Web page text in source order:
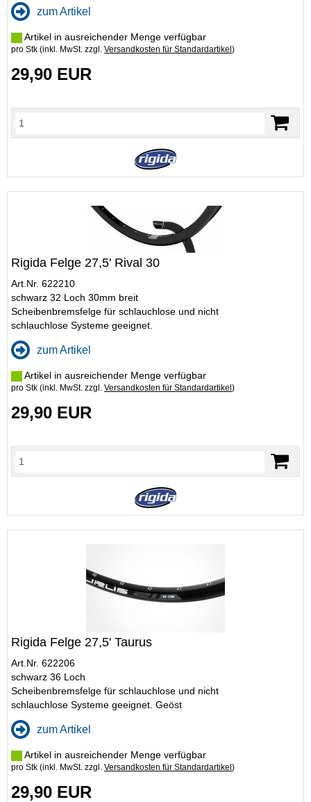
zum Artikel
Artikel in ausreichender Menge verfügbar
pro Stk (inkl. MwSt. zzgl. Versandkosten für Standardartikel )
29,90 EUR
Rigida Felge 27,5' Rival 30
Art.Nr. 622210
schwarz 32 Loch 30mm breit
Scheibenbremsfelge für schlauchlose und nicht
schlauchlose Systeme geeignet.
zum Artikel
Artikel in ausreichender Menge verfügbar
pro Stk (inkl. MwSt. zzgl. Versandkosten für Standardartikel )
29,90 EUR
Rigida Felge 27,5' Taurus
Art.Nr. 622206
schwarz 36 Loch
Scheibenbremsfelge für schlauchlose und nicht
schlauchlose Systeme geeignet. Geöst
zum Artikel
Artikel in ausreichender Menge verfügbar
pro Stk (inkl. MwSt. zzgl. Versandkosten für Standardartikel )
29,90 EUR